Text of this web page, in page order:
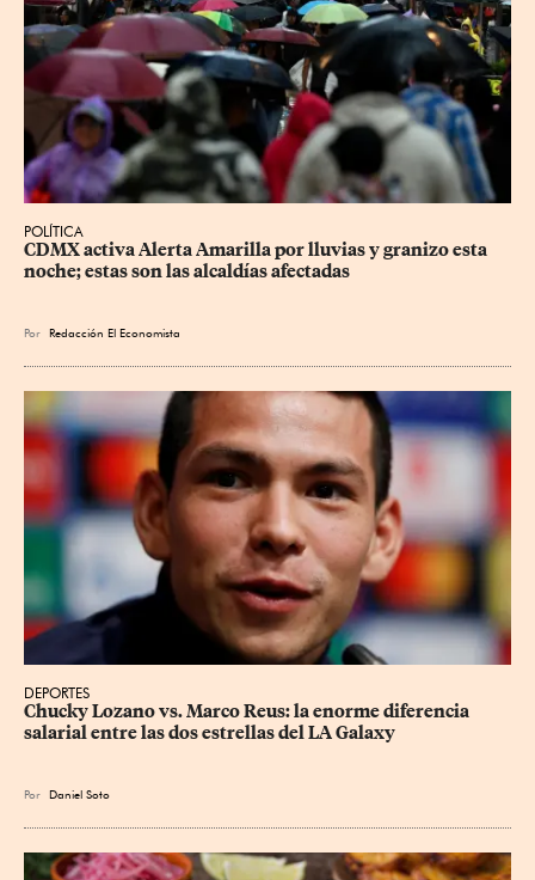
POLÍTICA
CDMX activa Alerta Amarilla por lluvias y granizo esta
noche; estas son las alcaldías afectadas
Por Redacción El Economista
DEPORTES
Chucky Lozano vs. Marco Reus: la enorme diferencia
salarial entre las dos estrellas del LA Galaxy
Por Daniel Soto